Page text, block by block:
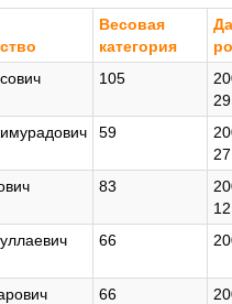
Весовая
категория
105
29
59
27
83
12
66
66